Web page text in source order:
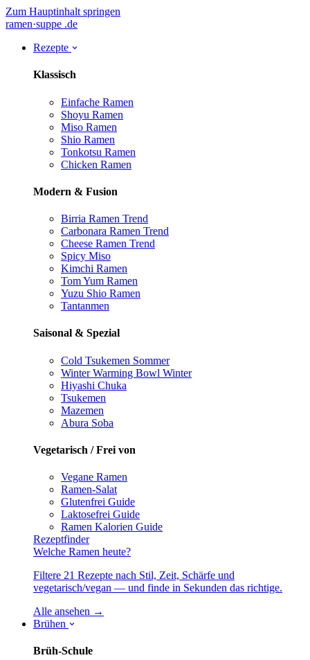
Zum Hauptinhalt springen
ramen·suppe .de
Rezepte
Klassisch
Einfache Ramen
Shoyu Ramen
Miso Ramen
Shio Ramen
Tonkotsu Ramen
Chicken Ramen
Modern & Fusion
Birria Ramen Trend
Carbonara Ramen Trend
Cheese Ramen Trend
Spicy Miso
Kimchi Ramen
Tom Yum Ramen
Yuzu Shio Ramen
Tantanmen
Saisonal & Spezial
Cold Tsukemen Sommer
Winter Warming Bowl Winter
Hiyashi Chuka
Tsukemen
Mazemen
Abura Soba
Vegetarisch / Frei von
Vegane Ramen
Ramen-Salat
Glutenfrei Guide
Laktosefrei Guide
Ramen Kalorien Guide
Rezeptfinder
Welche Ramen heute?
Filtere 21 Rezepte nach Stil, Zeit, Schärfe und
vegetarisch/vegan — und finde in Sekunden das richtige.
Alle ansehen →
Brühen
Brüh-Schule